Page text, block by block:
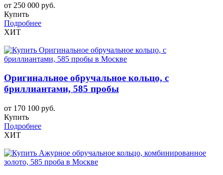
от 250 000 руб.
Купить
Подробнее
ХИТ
Оригинальное обручальное кольцо, с
бриллиантами, 585 пробы
от 170 100 руб.
Купить
Подробнее
ХИТ